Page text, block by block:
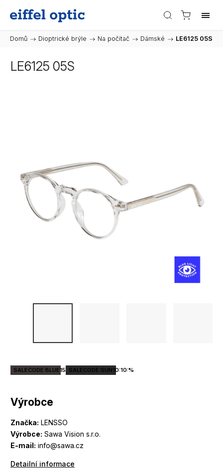
Domů / Dioptrické brýle / Na počítač / Dámské / LE6125 05S
LE6125 05S
Výrobce
Značka: LENSSO
Výrobce: Sawa Vision s.r.o.
E-mail: info@sawa.cz
Detailní informace
SALECODE:BLUE15:15:%SALECODE:SUN10:10:%